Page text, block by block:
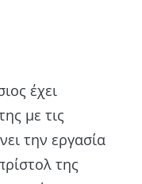
έχει
με τις
την εργασία
της